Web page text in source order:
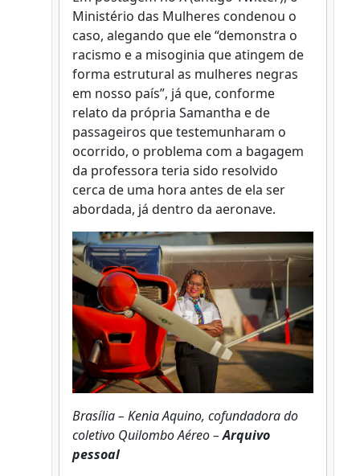
Ministério das Mulheres condenou o
caso, alegando que ele “demonstra o
racismo e a misoginia que atingem de
forma estrutural as mulheres negras
em nosso país”, já que, conforme
relato da própria Samantha e de
passageiros que testemunharam o
ocorrido, o problema com a bagagem
da professora teria sido resolvido
cerca de uma hora antes de ela ser
abordada, já dentro da aeronave.
Brasília – Kenia Aquino, cofundadora do
coletivo Quilombo Aéreo –Arquivo
pessoal